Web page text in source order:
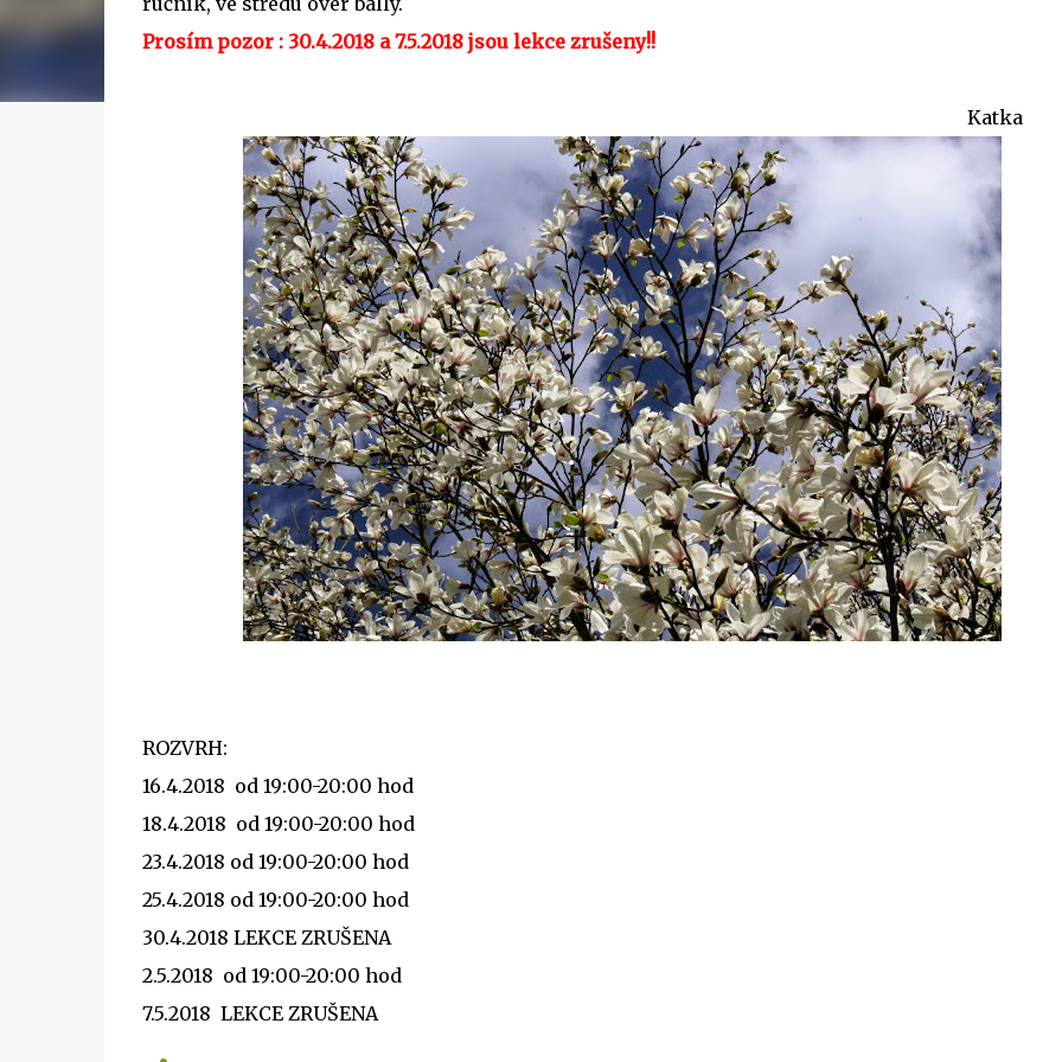
Prosím pozor : 30.4.2018 a 7.5.2018 jsou lekce zrušeny!!
Katka
ROZVRH:
16.4.2018 od 19:00-20:00 hod
18.4.2018 od 19:00-20:00 hod
23.4.2018 od 19:00-20:00 hod
25.4.2018 od 19:00-20:00 hod
30.4.2018 LEKCE ZRUŠENA
2.5.2018 od 19:00-20:00 hod
7.5.2018 LEKCE ZRUŠENA